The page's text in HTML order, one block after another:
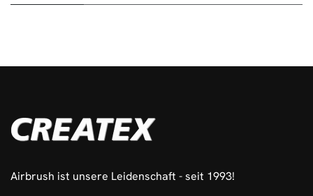
Airbrush ist unsere Leidenschaft - seit 1993!